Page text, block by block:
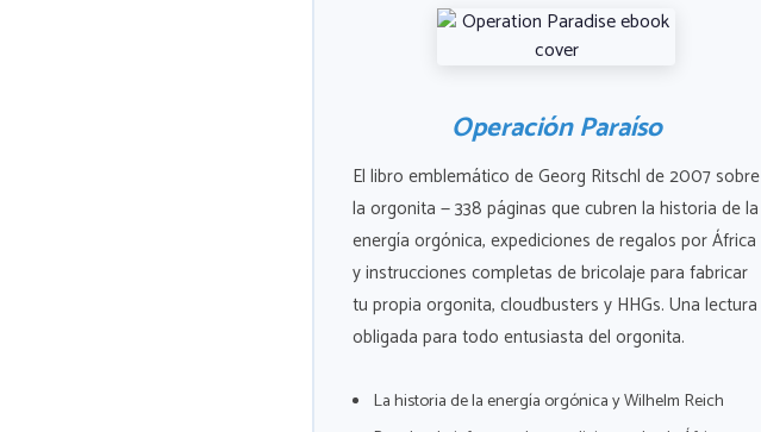
Operación Paraíso
El libro emblemático de Georg Ritschl de 2007 sobre
la orgonita — 338 páginas que cubren la historia de la
energía orgónica, expediciones de regalos por África
y instrucciones completas de bricolaje para fabricar
tu propia orgonita, cloudbusters y HHGs. Una lectura
obligada para todo entusiasta del orgonita.
La historia de la energía orgónica y Wilhelm Reich